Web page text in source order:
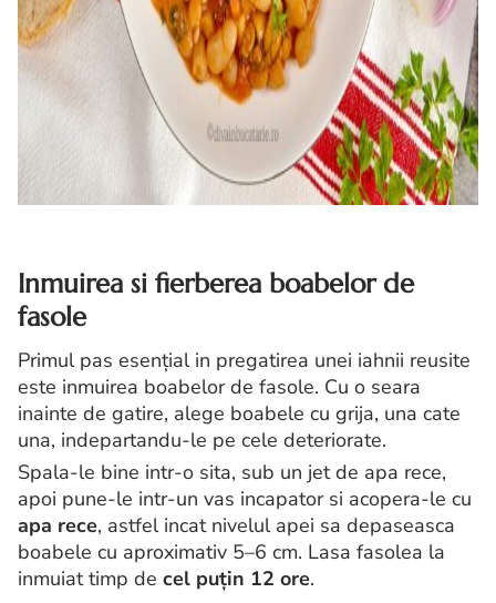
Inmuirea si fierberea boabelor de
fasole
Primul pas esențial in pregatirea unei iahnii reusite
este inmuirea boabelor de fasole. Cu o seara
inainte de gatire, alege boabele cu grija, una cate
una, indepartandu-le pe cele deteriorate.
Spala-le bine intr-o sita, sub un jet de apa rece,
apoi pune-le intr-un vas incapator si acopera-le cu
apa rece, astfel incat nivelul apei sa depaseasca
boabele cu aproximativ 5–6 cm. Lasa fasolea la
inmuiat timp de cel puțin 12 ore.